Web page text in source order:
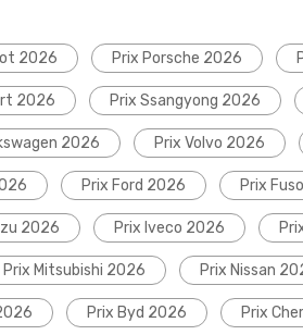
2026 Prix Porsche 2026
2026 Prix Ssangyong 2026
2026 Prix Volvo 2026
Prix Ford 2026 Prix
2026 Prix Iveco 2026
Prix Mitsubishi 2026 Prix Nissan
Prix Byd 2026 Prix